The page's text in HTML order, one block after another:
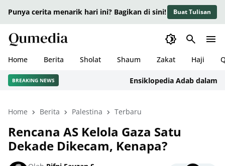
Punya cerita menarik hari ini? Bagikan di sini! Buat Tulisan
Home Berita Sholat Shaum Zakat Haji
BREAKING NEWS Ensiklopedia Adab dalam
Home Berita Palestina Terbaru
Rencana AS Kelola Gaza Satu
Dekade Dikecam, Kenapa?